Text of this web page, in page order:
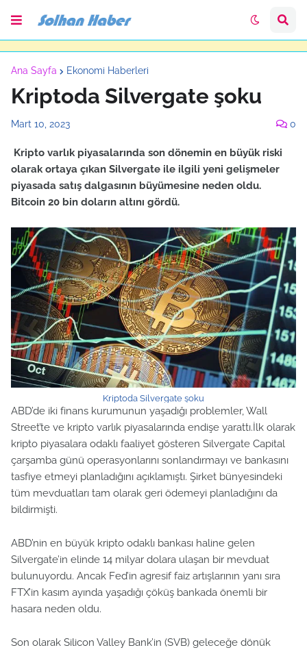
Ana Sayfa Ekonomi Haberleri
Kriptoda Silvergate şoku
Mart 10, 2023 0
Kripto varlık piyasalarında son dönemin en büyük riski
olarak ortaya çıkan Silvergate ile ilgili yeni gelişmeler
piyasada satış dalgasının büyümesine neden oldu.
Bitcoin 20 bin doların altını gördü.
Kriptoda Silvergate şoku
ABD’de iki finans kurumunun yaşadığı problemler, Wall
Street’te ve kripto varlık piyasalarında endişe yarattı.İlk olarak
kripto piyasalara odaklı faaliyet gösteren Silvergate Capital
çarşamba günü operasyonlarını sonlandırmayı ve bankasını
tasfiye etmeyi planladığını açıklamıştı. Şirket bünyesindeki
tüm mevduatları tam olarak geri ödemeyi planladığını da
bildirmişti.
ABD’nin en büyük kripto odaklı bankası haline gelen
Silvergate’in elinde 14 milyar dolara ulaşan bir mevduat
bulunuyordu. Ancak Fed’in agresif faiz artışlarının yanı sıra
FTX’in kasım ayında yaşadığı çöküş bankada önemli bir
hasara neden oldu.
Son olarak Silicon Valley Bank’in (SVB) geleceğe dönük